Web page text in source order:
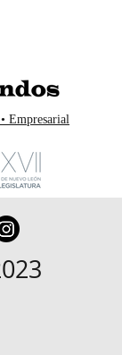
Empresarial